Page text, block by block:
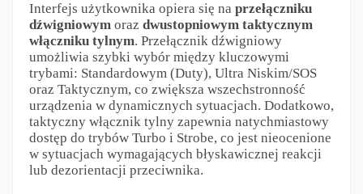
Interfejs użytkownika opiera się na przełączniku
dźwigniowymoraz dwustopniowym taktycznym
włączniku tylnym. Przełącznik dźwigniowy
umożliwia szybki wybór między kluczowymi
trybami: Standardowym (Duty), Ultra Niskim/SOS
oraz Taktycznym, co zwiększa wszechstronność
urządzenia w dynamicznych sytuacjach. Dodatkowo,
taktyczny włącznik tylny zapewnia natychmiastowy
dostęp do trybów Turbo i Strobe, co jest nieocenione
w sytuacjach wymagających błyskawicznej reakcji
lub dezorientacji przeciwnika.